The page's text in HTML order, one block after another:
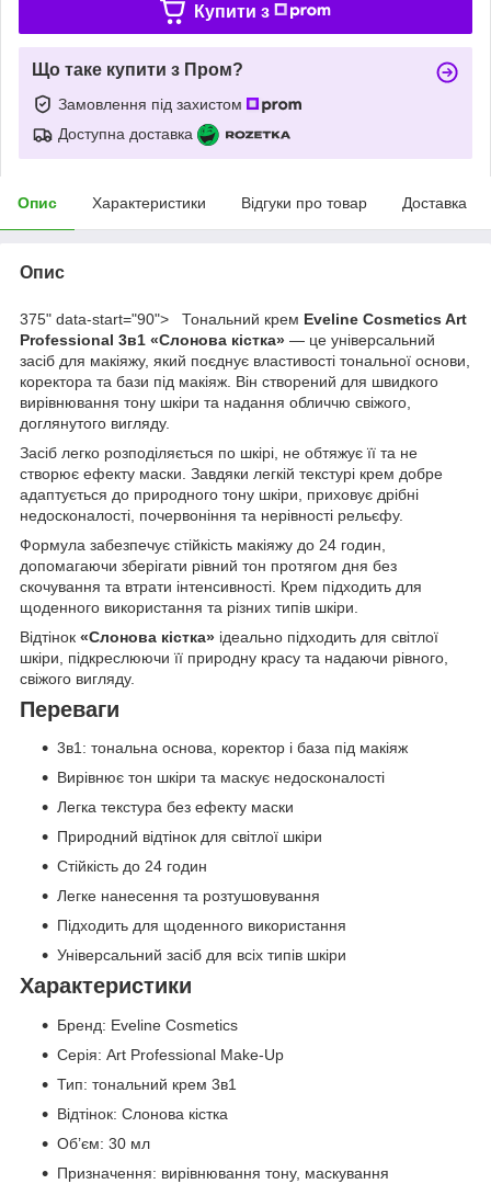
Купити з
Що таке купити з Пром?
Замовлення під захистом
Доступна доставка
Опис Характеристики Відгуки про товар Доставка
Опис
375" data-start="90"> Тональний крем Eveline Cosmetics Art
Professional 3в1 «Слонова кістка» — це універсальний
засіб для макіяжу, який поєднує властивості тональної основи,
коректора та бази під макіяж. Він створений для швидкого
вирівнювання тону шкіри та надання обличчю свіжого,
доглянутого вигляду.
Засіб легко розподіляється по шкірі, не обтяжує її та не
створює ефекту маски. Завдяки легкій текстурі крем добре
адаптується до природного тону шкіри, приховує дрібні
недосконалості, почервоніння та нерівності рельєфу.
Формула забезпечує стійкість макіяжу до 24 годин,
допомагаючи зберігати рівний тон протягом дня без
скочування та втрати інтенсивності. Крем підходить для
щоденного використання та різних типів шкіри.
Відтінок «Слонова кістка» ідеально підходить для світлої
шкіри, підкреслюючи її природну красу та надаючи рівного,
свіжого вигляду.
Переваги
3в1: тональна основа, коректор і база під макіяж
Вирівнює тон шкіри та маскує недосконалості
Легка текстура без ефекту маски
Природний відтінок для світлої шкіри
Стійкість до 24 годин
Легке нанесення та розтушовування
Підходить для щоденного використання
Універсальний засіб для всіх типів шкіри
Характеристики
Бренд: Eveline Cosmetics
Серія: Art Professional Make-Up
Тип: тональний крем 3в1
Відтінок: Слонова кістка
Об’єм: 30 мл
Призначення: вирівнювання тону, маскування